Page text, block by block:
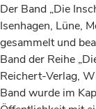
Der Band „Die
Isenhagen, Lüne,
gesammelt und
Band der Reihe
Reichert-Verlag,
Band wurde im